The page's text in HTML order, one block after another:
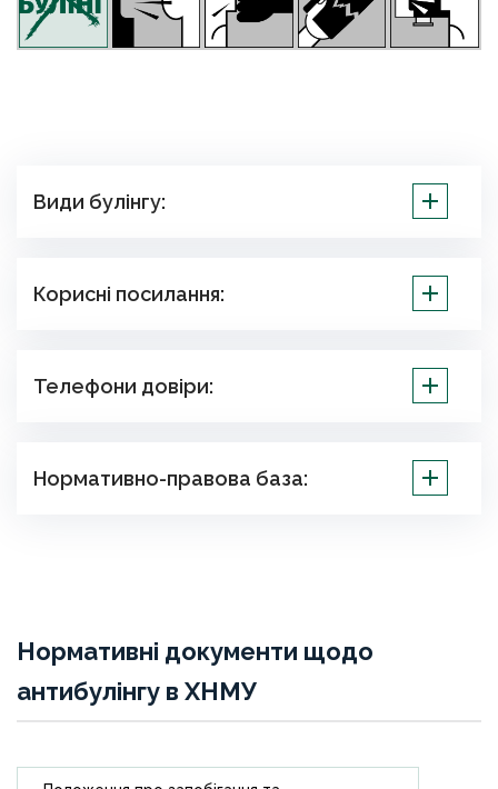
Види булінгу:
Корисні посилання:
Телефони довіри:
Нормативно-правова база:
Нормативні документи щодо
антибулінгу в ХНМУ